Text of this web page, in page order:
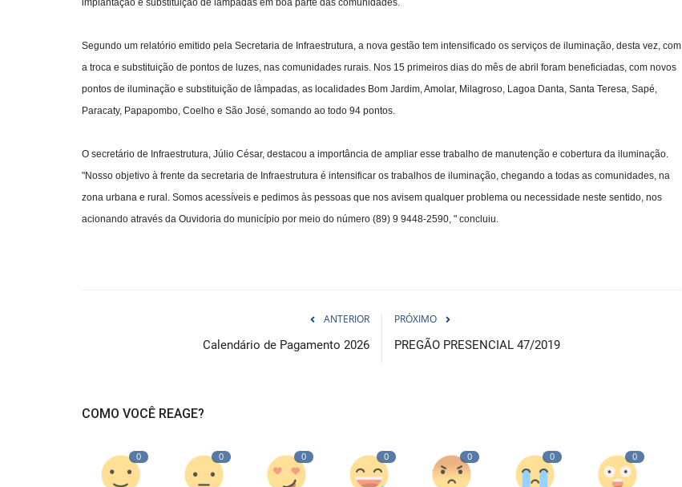
Segundo um relatório emitido pela Secretaria de Infraestrutura, a nova gestão tem intensificado os serviços de iluminação, desta vez, com
a troca e substituição de pontos de luzes, nas comunidades rurais. Nos 15 primeiros dias do mês de abril foram beneficiadas, com novos
pontos de iluminação e substituição de lâmpadas, as localidades Bom Jardim, Amolar, Milagroso, Lagoa Danta, Santa Teresa, Sapé,
Paracaty, Papapombo, Coelho e São José, somando ao todo 94 pontos.
O secretário de Infraestrutura, Júlio César, destacou a importância de ampliar esse trabalho de manutenção e cobertura da iluminação.
"Nosso objetivo à frente da secretaria de Infraestrutura é intensificar os trabalhos de iluminação, chegando a todas as comunidades, na
zona urbana e rural. Somos acessíveis e pedimos às pessoas que nos avisem qualquer problema ou necessidade neste sentido, nos
acionando através da Ouvidoria do município por meio do número (89) 9 9448-2590, " concluiu.
ANTERIOR
Calendário de Pagamento 2026
PRÓXIMO
PREGÃO PRESENCIAL 47/2019
COMO VOCÊ REAGE?
0 0 0 0 0 0 0